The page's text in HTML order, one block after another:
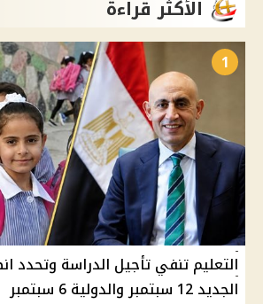
الأكثر قراءة
1
التعليم تنفي تأجيل الدراسة وتحدد
الجديد 12 سبتمبر والدولية 6 سبتمبر